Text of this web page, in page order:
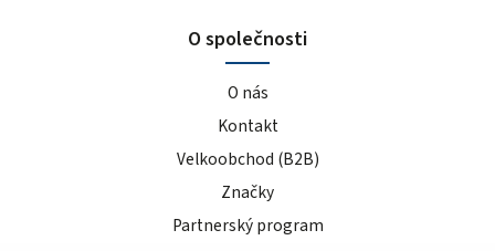
O společnosti
O nás
Kontakt
Velkoobchod (B2B)
Značky
Partnerský program